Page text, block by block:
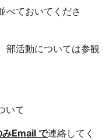
ておいてくださ
活動については参観
いて
Email で連絡してく